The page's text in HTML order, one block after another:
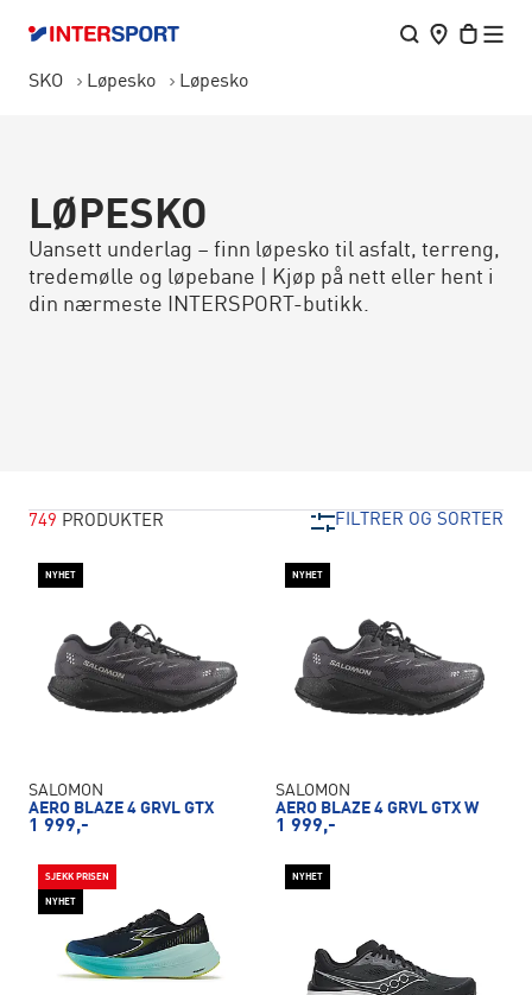
SKO Løpesko Løpesko
LØPESKO
Uansett underlag – finn løpesko til asfalt, terreng,
tredemølle og løpebane | Kjøp på nett eller hent i
din nærmeste INTERSPORT-butikk.
749 PRODUKTER FILTRER OG SORTER
NYHET
SALOMON
AERO BLAZE 4 GRVL GTX
1 999,-
NYHET
SALOMON
AERO BLAZE 4 GRVL GTX W
1 999,-
SJEKK PRISEN
NYHET
NYHET